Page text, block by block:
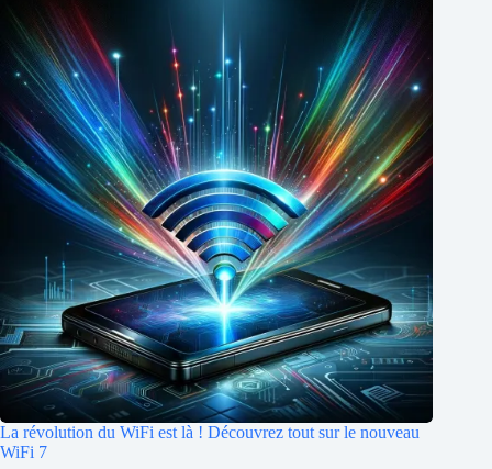
La révolution du WiFi est là ! Découvrez tout sur le nouveau
WiFi 7